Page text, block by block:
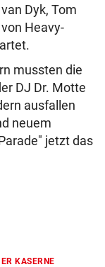
Dyk, Tom
Heavy-
mussten die
DJ Dr. Motte
ausfallen
neuem
jetzt das
KASERNE